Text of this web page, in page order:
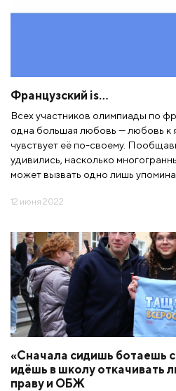
Французский is…
Всех участников олимпиады по
одна большая любовь — любовь
чувствует её по-своему.
удивились, насколько
может вызвать одно лишь
12 июня 2022
«Сначала сидишь ботаешь
идёшь в школу откачивать
праву и ОБЖ